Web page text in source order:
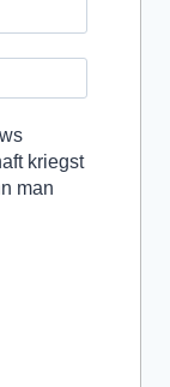
kriegst
man